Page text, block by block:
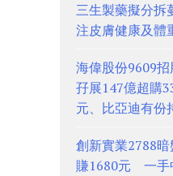
三生製藥擬分
注皮膚健康及體
海偉股份9609
孖展147億超購
元、比亞迪有份
創新實業2788
賺1680元 一手